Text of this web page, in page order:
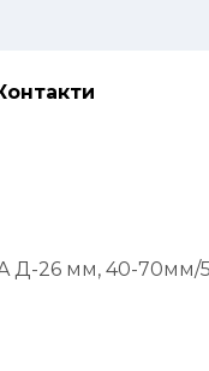
Д-26 мм, 40-